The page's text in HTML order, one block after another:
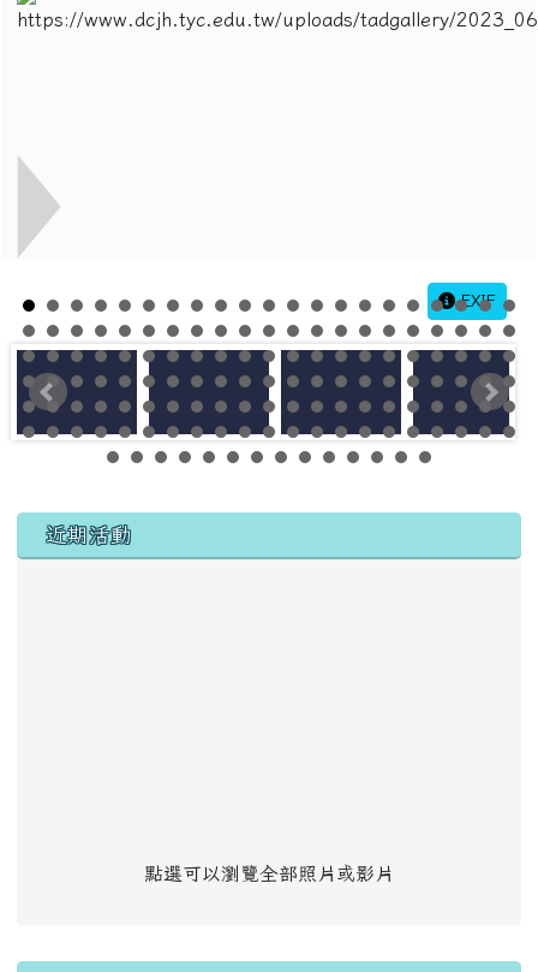
EXIF
左邊區域內容
近期活動
點選可以瀏覽全部照片或影片